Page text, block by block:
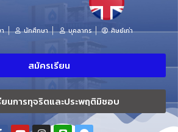
นักศึกษา บุคลากร ศิษย์เก่า
สมัครเรียน
ยนการทุจริตและประพฤติมิชอบ